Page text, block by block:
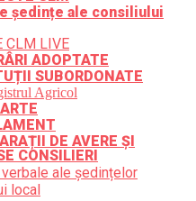
ședințe ale consiliului
CLM LIVE
ADOPTATE
SUBORDONATE
Agricol
DE AVERE ȘI
CONSILIERI
ale ședințelor
local